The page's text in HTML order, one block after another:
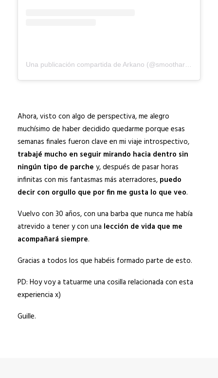
Ahora, visto con algo de perspectiva, me alegro
muchísimo de haber decidido quedarme porque esas
semanas finales fueron clave en mi viaje introspectivo,
trabajé mucho en seguir mirando hacia dentro sin
ningún tipo de parche y, después de pasar horas
infinitas con mis fantasmas más aterradores, puedo
decir con orgullo que por fin me gusta lo que veo.
Vuelvo con 30 años, con una barba que nunca me había
atrevido a tener y con una lección de vida que me
acompañará siempre.
Gracias a todos los que habéis formado parte de esto.
PD: Hoy voy a tatuarme una cosilla relacionada con esta
experiencia x)
Guille.